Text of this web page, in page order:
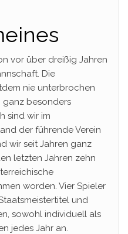
vor über dreißig Jahren
Die
nie unterbrochen
ganz besonders
sind wir im
der führende Verein
wir seit Jahren ganz
letzten Jahren zehn
worden. Vier Spieler
und
sowohl individuell als
jedes Jahr an.